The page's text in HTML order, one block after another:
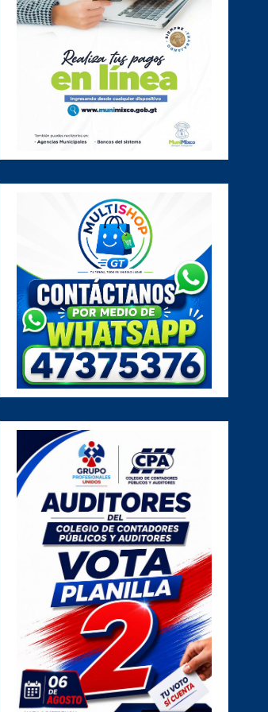
no respondería con